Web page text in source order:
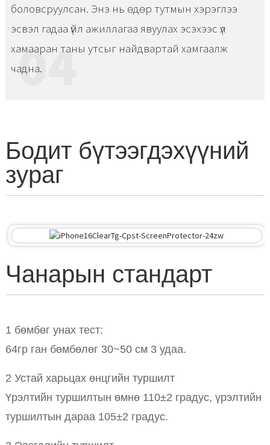
боловсруулсан. Энэ нь өдөр тутмын хэрэглээ
эсвэл гадаа үйл ажиллагаа явуулах эсэхээс үл
хамааран таны утсыг найдвартай хамгаалж
чадна.
04
Бодит бүтээгдэхүүний
зураг
Чанарын стандарт
1 бөмбөг унах тест:
64гр ган бөмбөлөг 30~50 см 3 удаа.
2 Устай харьцах өнцгийн туршилт
Үрэлтийн туршилтын өмнө 110±2 градус, үрэлтийн
туршилтын дараа 105±2 градус.